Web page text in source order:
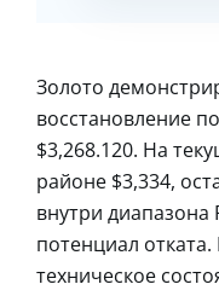
Золото
восстановление
$3,268.120. На
районе $3,334,
внутри диапазона
потенциал
техническое